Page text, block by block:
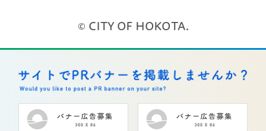
© CITY OF HOKOTA.